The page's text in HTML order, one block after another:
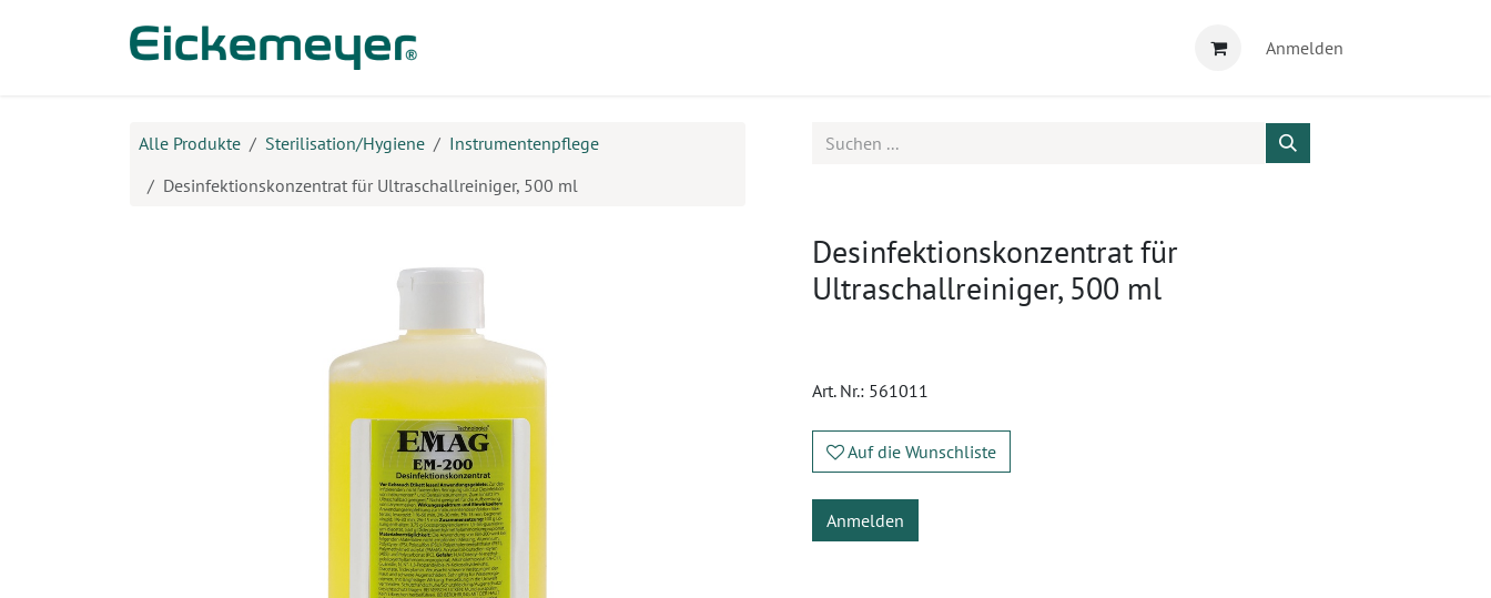
Anmelden
Alle Produkte Sterilisation/Hygiene
Instrumentenpflege
Desinfektionskonzentrat für Ultraschallreiniger, 500 ml
Desinfektionskonzentrat für
Ultraschallreiniger, 500 ml
Art. Nr.: 561011
Auf die Wunschliste
Anmelden